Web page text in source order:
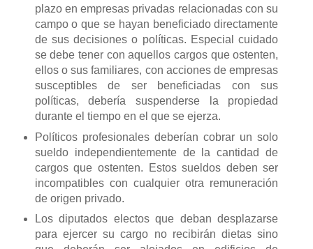
plazo en empresas privadas relacionadas con su
campo o que se hayan beneficiado directamente
de sus decisiones o políticas. Especial cuidado
se debe tener con aquellos cargos que ostenten,
ellos o sus familiares, con acciones de empresas
susceptibles de ser beneficiadas con sus
políticas, debería suspenderse la propiedad
durante el tiempo en el que se ejerza.
Políticos profesionales deberían cobrar un solo
sueldo independientemente de la cantidad de
cargos que ostenten. Estos sueldos deben ser
incompatibles con cualquier otra remuneración
de origen privado.
Los diputados electos que deban desplazarse
para ejercer su cargo no recibirán dietas sino